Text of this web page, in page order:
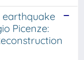
earthquake
Picenze: